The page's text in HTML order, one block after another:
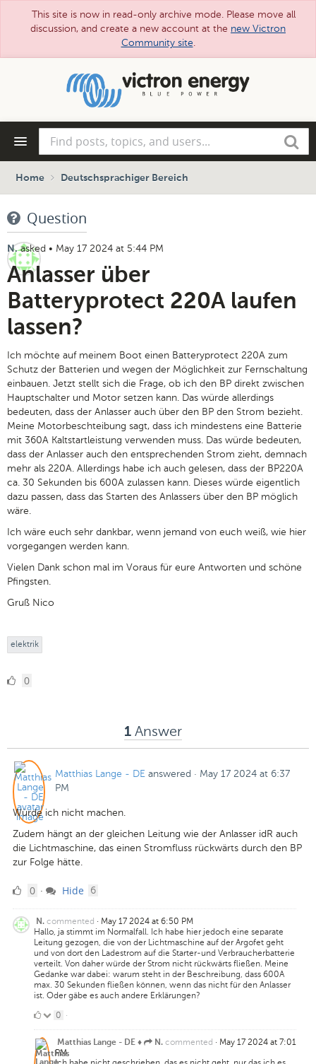
This site is now in read-only archive mode. Please move all
discussion, and create a new account at the new Victron
Community site.
posts,
topics,
and
Search
Home Deutschsprachiger Bereich
Question
N. asked • May 17 2024 at 5:44 PM
Anlasser über
Batteryprotect 220A laufen
lassen?
Ich möchte auf meinem Boot einen Batteryprotect 220A zum
Schutz der Batterien und wegen der Möglichkeit zur Fernschaltung
einbauen. Jetzt stellt sich die Frage, ob ich den BP direkt zwischen
Hauptschalter und Motor setzen kann. Das würde allerdings
bedeuten, dass der Anlasser auch über den BP den Strom bezieht.
Meine Motorbeschteibung sagt, dass ich mindestens eine Batterie
mit 360A Kaltstartleistung verwenden muss. Das würde bedeuten,
dass der Anlasser auch den entsprechenden Strom zieht, demnach
mehr als 220A. Allerdings habe ich auch gelesen, dass der BP220A
ca. 30 Sekunden bis 600A zulassen kann. Dieses würde eigentlich
dazu passen, dass das Starten des Anlassers über den BP möglich
wäre.
Ich wäre euch sehr dankbar, wenn jemand von euch weiß, wie hier
vorgegangen werden kann.
Vielen Dank schon mal im Voraus für eure Antworten und schöne
Pfingsten.
Gruß Nico
elektrik
00
1 Answer
Matthias Lange - DE answered · May 17 2024 at 6:37
PM
Würde ich nicht machen.
Zudem hängt an der gleichen Leitung wie der Anlasser idR auch
die Lichtmaschine, das einen Stromfluss rückwärts durch den BP
zur Folge hätte.
00 · Hide 6
N. commented · May 17 2024 at 6:50 PM
Hallo, ja stimmt im Normalfall. Ich habe hier jedoch eine separate
Leitung gezogen, die von der Lichtmaschine auf der Argofet geht
und von dort den Ladestrom auf die Starter-und Verbraucherbatterie
verteilt. Von daher würde der Strom nicht rückwärts fließen. Meine
Gedanke war dabei: warum steht in der Beschreibung, dass 600A
max. 30 Sekunden fließen können, wenn das nicht für den Anlasser
ist. Oder gäbe es auch andere Erklärungen?
0
Likes
0 ·
Matthias Lange - DE ♦ N. commented · May 17 2024 at 7:01
PM